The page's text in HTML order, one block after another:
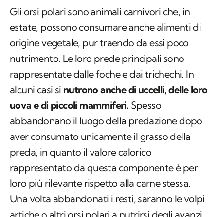
Gli orsi polari sono animali carnivori che, in
estate, possono consumare anche alimenti di
origine vegetale, pur traendo da essi poco
nutrimento. Le loro prede principali sono
rappresentate dalle foche e dai trichechi. In
alcuni casi si nutrono anche di uccelli, delle loro
uova e di piccoli mammiferi. Spesso
abbandonano il luogo della predazione dopo
aver consumato unicamente il grasso della
preda, in quanto il valore calorico
rappresentato da questa componente è per
loro più rilevante rispetto alla carne stessa.
Una volta abbandonati i resti, saranno le volpi
artiche o altri orsi polari a nutrirsi degli avanzi.